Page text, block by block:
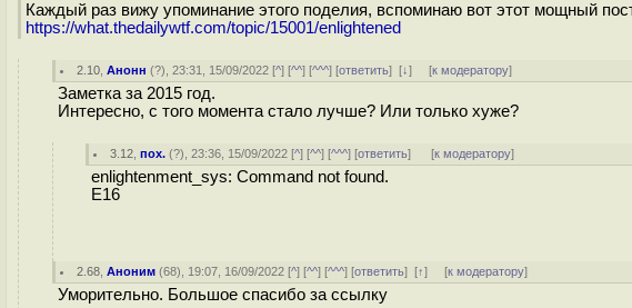
Каждый раз вижу упоминание этого поделия, вспоминаю вот этот мощный
https://what.thedailywtf.com/topic/15001/enlightened
2.10 ,Анонн (?), 23:31, 15/09/2022 [^] [^^] [^^^] [ответить][↓] [к модератору]
Заметка за 2015 год.
Интересно, с того момента стало лучше? Или только хуже?
3.12 ,пох. (?), 23:36, 15/09/2022 [^] [^^] [^^^] [ответить] [к модератору]
enlightenment_sys: Command not found.
E16
2.68 ,Аноним (68), 19:07, 16/09/2022 [^] [^^] [^^^] [ответить][↑] [к модератору]
Уморительно. Большое спасибо за ссылку